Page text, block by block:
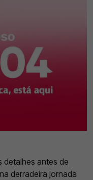
detalhes antes de
derradeira jornada